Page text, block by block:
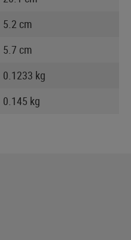
5.2 cm
5.7 cm
0.1233 kg
0.145 kg